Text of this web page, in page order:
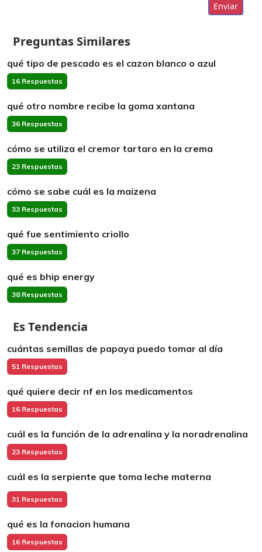
Enviar
Preguntas Similares
qué tipo de pescado es el cazon blanco o azul
16 Respuestas
qué otro nombre recibe la goma xantana
36 Respuestas
cómo se utiliza el cremor tartaro en la crema
23 Respuestas
cómo se sabe cuál es la maizena
33 Respuestas
qué fue sentimiento criollo
37 Respuestas
qué es bhip energy
38 Respuestas
Es Tendencia
cuántas semillas de papaya puedo tomar al día
51 Respuestas
qué quiere decir nf en los medicamentos
16 Respuestas
cuál es la función de la adrenalina y la noradrenalina
23 Respuestas
cuál es la serpiente que toma leche materna
31 Respuestas
qué es la fonacion humana
16 Respuestas